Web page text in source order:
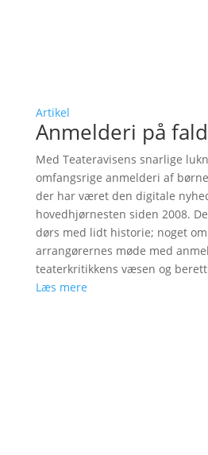
Artikel
Anmelderi på
Med Teateravisens snarlige
omfangsrige anmelderi af
der har været den digitale
hovedhjørnesten siden 2008.
dørs med lidt historie; noget
arrangørernes møde med
teaterkritikkens væsen og
Læs mere